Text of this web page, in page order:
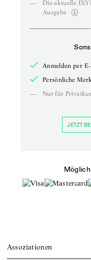
—
Die aktuelle
Ausgabe
Anmelden per
Persönliche
—
Nur für
JETZT
Assoziationen